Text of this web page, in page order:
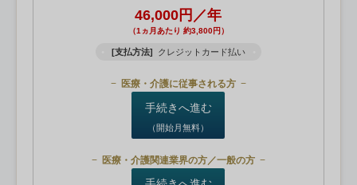
46,000円／年
（1ヵ月あたり 約3,800円）
[支払方法] クレジットカード払い
医療・介護に従事される方
手続きへ進む
（開始月無料）
医療・介護関連業界の方／一般の方